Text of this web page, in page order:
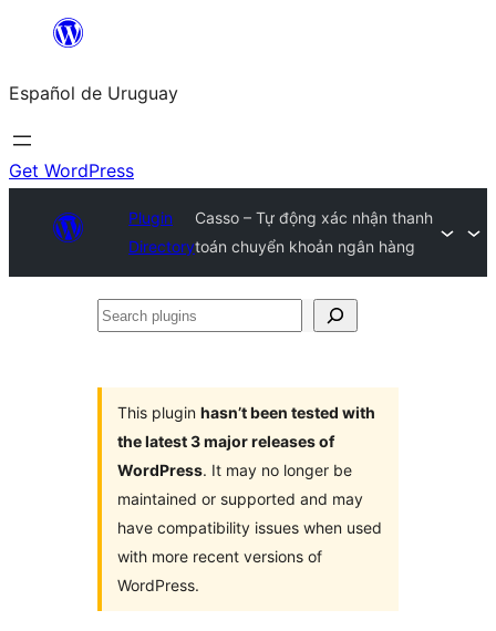
content
Español de Uruguay
Get WordPress
Plugin
Directory
Casso – Tự động xác nhận thanh
toán chuyển khoản ngân hàng
Search
This plugin hasn’t been tested with
the latest 3 major releases of
WordPress. It may no longer be
maintained or supported and may
have compatibility issues when used
with more recent versions of
WordPress.